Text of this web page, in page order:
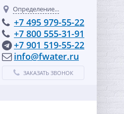
Определение...
+7 495 979-55-22
+7 800 555-31-91
+7 901 519-55-22
info@fwater.ru
ЗАКАЗАТЬ ЗВОНОК